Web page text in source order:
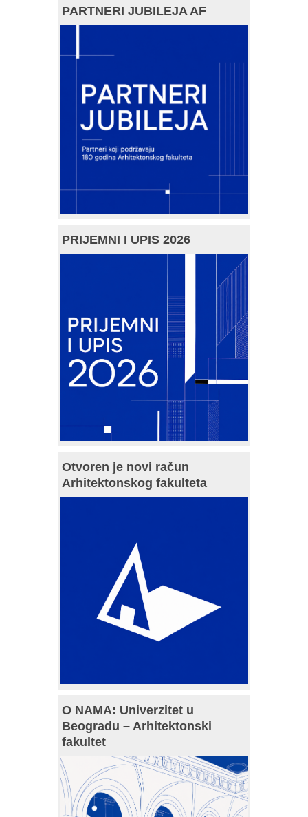
PARTNERI JUBILEJA AF
PRIJEMNI I UPIS 2026
Otvoren je novi račun
Arhitektonskog fakulteta
O NAMA: Univerzitet u
Beogradu – Arhitektonski
fakultet